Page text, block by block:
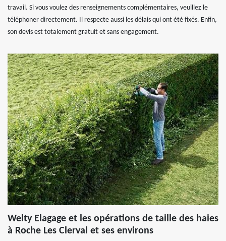
travail. Si vous voulez des renseignements complémentaires, veuillez le
téléphoner directement. Il respecte aussi les délais qui ont été fixés. Enfin,
son devis est totalement gratuit et sans engagement.
Welty Elagage et les opérations de taille des haies
à Roche Les Clerval et ses environs